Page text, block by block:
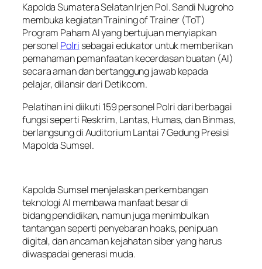
Kapolda Sumatera Selatan Irjen Pol. Sandi Nugroho
membuka kegiatan Training of Trainer (ToT)
Program Paham AI yang bertujuan menyiapkan
personel Polri sebagai edukator untuk memberikan
pemahaman pemanfaatan kecerdasan buatan (AI)
secara aman dan bertanggung jawab kepada
pelajar, dilansir dari Detikcom.
Pelatihan ini diikuti 159 personel Polri dari berbagai
fungsi seperti Reskrim, Lantas, Humas, dan Binmas,
berlangsung di Auditorium Lantai 7 Gedung Presisi
Mapolda Sumsel.
Kapolda Sumsel menjelaskan perkembangan
teknologi AI membawa manfaat besar di
bidang pendidikan, namun juga menimbulkan
tantangan seperti penyebaran hoaks, penipuan
digital, dan ancaman kejahatan siber yang harus
diwaspadai generasi muda.